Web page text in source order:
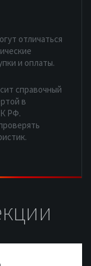
отличаться
и оплаты.
справочный
в
РФ.